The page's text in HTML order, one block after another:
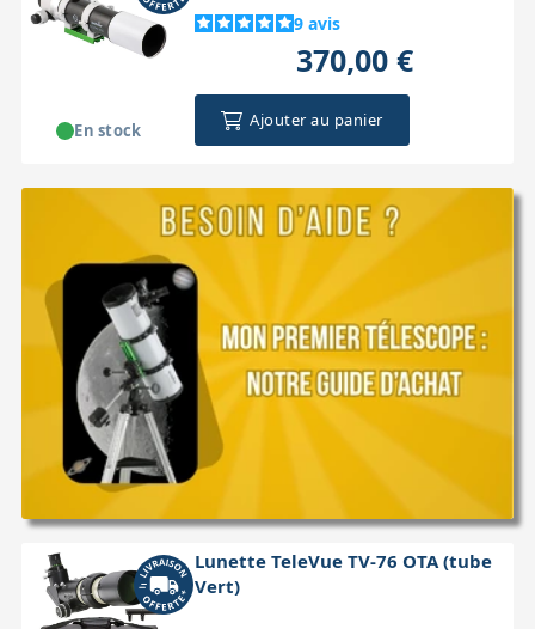
9 avis
370,00 €
Ajouter au panier
En stock
Lunette TeleVue TV-76 OTA (tube
Vert)